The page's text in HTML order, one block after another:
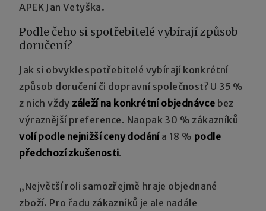
APEK Jan Vetyška.
Podle čeho si spotřebitelé vybírají způsob
doručení?
Jak si obvykle spotřebitelé vybírají konkrétní
způsob doručení či dopravní společnost? U 35 %
z nich vždyzáleží na konkrétní objednávce bez
výraznější preference. Naopak 30 % zákazníků
volí podle nejnižší ceny dodánía 18 % podle
předchozí zkušenosti.
„Největší roli samozřejmě hraje objednané
zboží. Pro řadu zákazníků je ale nadále